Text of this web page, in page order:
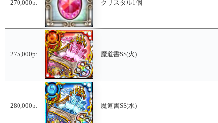
270,000pt クリスタル1個
275,000pt 魔道書SS(火)
280,000pt 魔道書SS(水)